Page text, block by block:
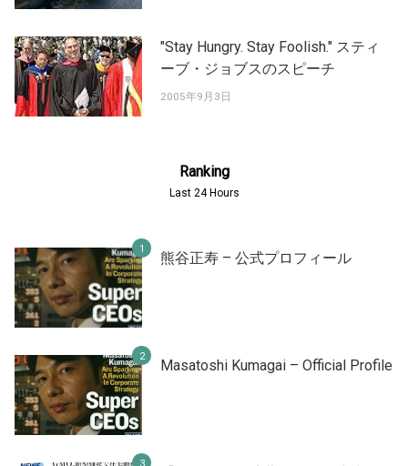
"Stay Hungry. Stay Foolish." スティ
ーブ・ジョブスのスピーチ
2005年9月3日
Ranking
Last 24 Hours
熊谷正寿 – 公式プロフィール
Masatoshi Kumagai – Official Profile